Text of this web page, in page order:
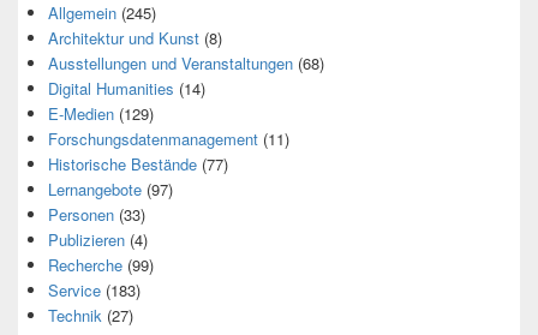
Allgemein (245)
Architektur und Kunst (8)
Ausstellungen und Veranstaltungen (68)
Digital Humanities (14)
E-Medien (129)
Forschungsdatenmanagement (11)
Historische Bestände (77)
Lernangebote (97)
Personen (33)
Publizieren (4)
Recherche (99)
Service (183)
Technik (27)